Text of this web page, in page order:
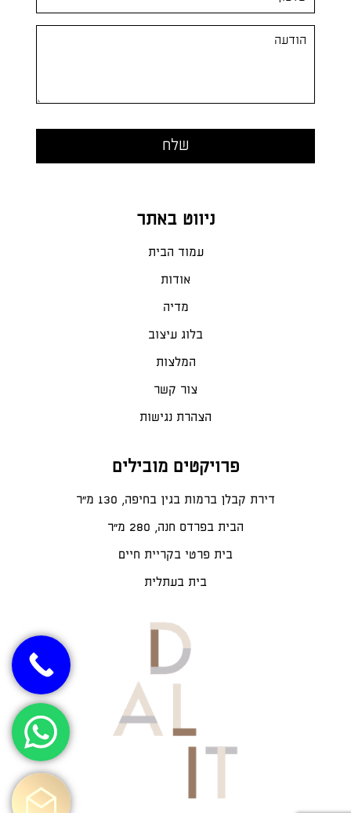
ניווט באתר
עמוד הבית
אודות
מדיה
בלוג עיצוב
המלצות
צור קשר
הצהרת נגישות
פרויקטים מובילים
דירת קבלן ברמות בגין בחיפה, 130 מ"ר
הבית בפרדס חנה, 280 מ״ר
בית פרטי בקריית חיים
בית בעתלית